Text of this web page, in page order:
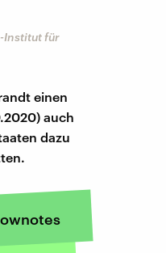
Institut für
einen
auch
dazu